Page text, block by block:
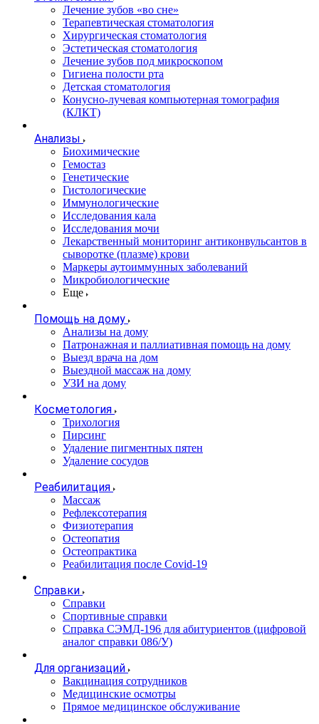
Лечение зубов «во сне»
Терапевтическая стоматология
Хирургическая стоматология
Эстетическая стоматология
Лечение зубов под микроскопом
Гигиена полости рта
Детская стоматология
Конусно-лучевая компьютерная томография
(КЛКТ)
Анализы
Биохимические
Гемостаз
Генетические
Гистологические
Иммунологические
Исследования кала
Исследования мочи
Лекарственный мониторинг антиконвульсантов в
сыворотке (плазме) крови
Маркеры аутоиммунных заболеваний
Микробиологические
Еще
Помощь на дому
Анализы на дому
Патронажная и паллиативная помощь на дому
Выезд врача на дом
Выездной массаж на дому
УЗИ на дому
Косметология
Трихология
Пирсинг
Удаление пигментных пятен
Удаление сосудов
Реабилитация
Массаж
Рефлексотерапия
Физиотерапия
Остеопатия
Остеопрактика
Реабилитация после Covid-19
Справки
Справки
Спортивные справки
Справка СЭМД‑196 для абитуриентов (цифровой
аналог справки 086/У)
Для организаций
Вакцинация сотрудников
Медицинские осмотры
Прямое медицинское обслуживание